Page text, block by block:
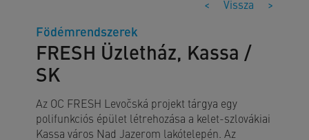
< Vissza >
Födémrendszerek
FRESH Üzletház, Kassa /
SK
Az OC FRESH Levočská projekt tárgya egy
polifunkciós épület létrehozása a kelet-szlovákiai
Kassa város Nad Jazerom lakótelepén. Az